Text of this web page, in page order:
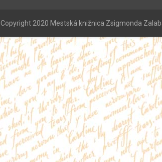
Copyright 2020 Mestská knižnica Zsigmonda